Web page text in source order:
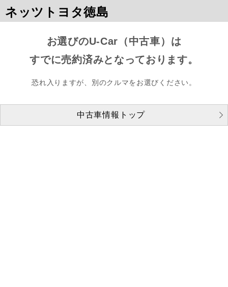
ネッツトヨタ徳島
お選びのU-Car（中古車）は
すでに売約済みとなっております。
恐れ入りますが、別のクルマをお選びください。
中古車情報トップ